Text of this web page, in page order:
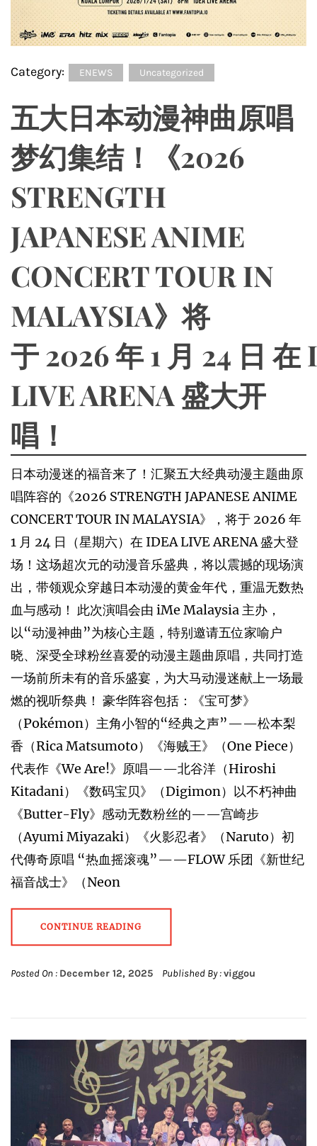
Category: ENEWS Uncategorized
五大日本动漫神曲原唱
梦幻集结！《2026
STRENGTH
JAPANESE ANIME
CONCERT TOUR IN
MALAYSIA》将
于 2026 年 1 月 24 日 在
LIVE ARENA 盛大开
唱！
日本动漫迷的福音来了！汇聚五大经典动漫主题曲原
唱阵容的《2026 STRENGTH JAPANESE ANIME
CONCERT TOUR IN MALAYSIA》，将于 2026 年
1 月 24 日（星期六）在 IDEA LIVE ARENA 盛大登
场！这场超次元的动漫音乐盛典，将以震撼的现场演
出，带领观众穿越日本动漫的黄金年代，重温无数热
血与感动！ 此次演唱会由 iMe Malaysia 主办，
以“动漫神曲”为核心主题，特别邀请五位家喻户
晓、深受全球粉丝喜爱的动漫主题曲原唱，共同打造
一场前所未有的音乐盛宴，为大马动漫迷献上一场最
燃的视听祭典！ 豪华阵容包括：《宝可梦》
（Pokémon）主角小智的“经典之声”——松本梨
香（Rica Matsumoto）《海贼王》（One Piece）
代表作《We Are!》原唱——北谷洋（Hiroshi
Kitadani）《数码宝贝》（Digimon）以不朽神曲
《Butter-Fly》感动无数粉丝的——宫崎步
（Ayumi Miyazaki）《火影忍者》（Naruto）初
代傳奇原唱 “热血摇滚魂”——FLOW 乐团《新世纪
福音战士》（Neon
CONTINUE READING
Posted On : December 12, 2025 Published By :viggou